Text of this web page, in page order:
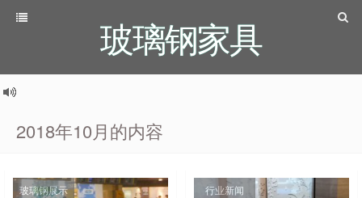
玻璃钢家具
2018年10月的内容
玻璃钢展示
行业新闻